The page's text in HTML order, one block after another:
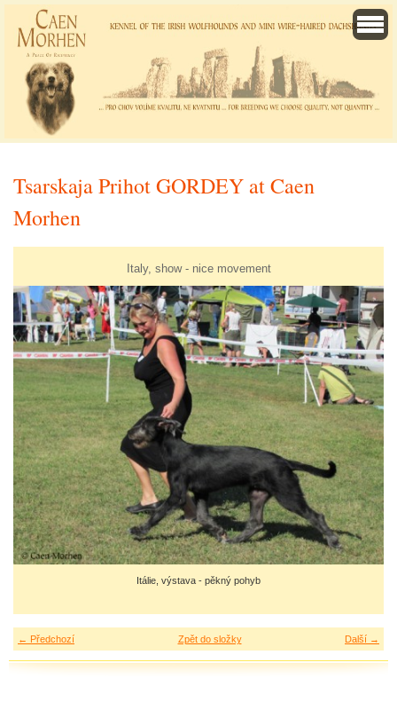
Tsarskaja Prihot GORDEY at Caen
Morhen
Italy, show - nice movement
Itálie, výstava - pěkný pohyb
← Předchozí Další →
Zpět do složky